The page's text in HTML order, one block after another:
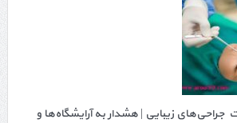
زیبایی | هشدار به آرایشگاه‌ها و